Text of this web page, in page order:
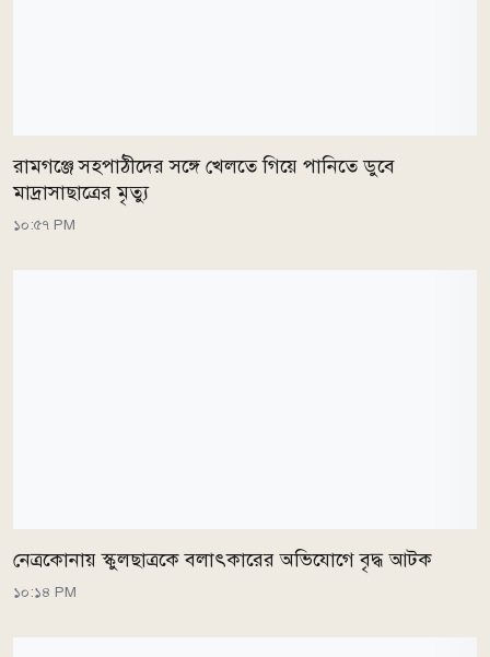
রামগঞ্জে সহপাঠীদের সঙ্গে খেলতে গিয়ে পানিতে ডুবে
মাদ্রাসাছাত্রের মৃত্যু
১০:৫৭ PM
নেত্রকোনায় স্কুলছাত্রকে বলাৎকারের অভিযোগে বৃদ্ধ আটক
১০:১৪ PM